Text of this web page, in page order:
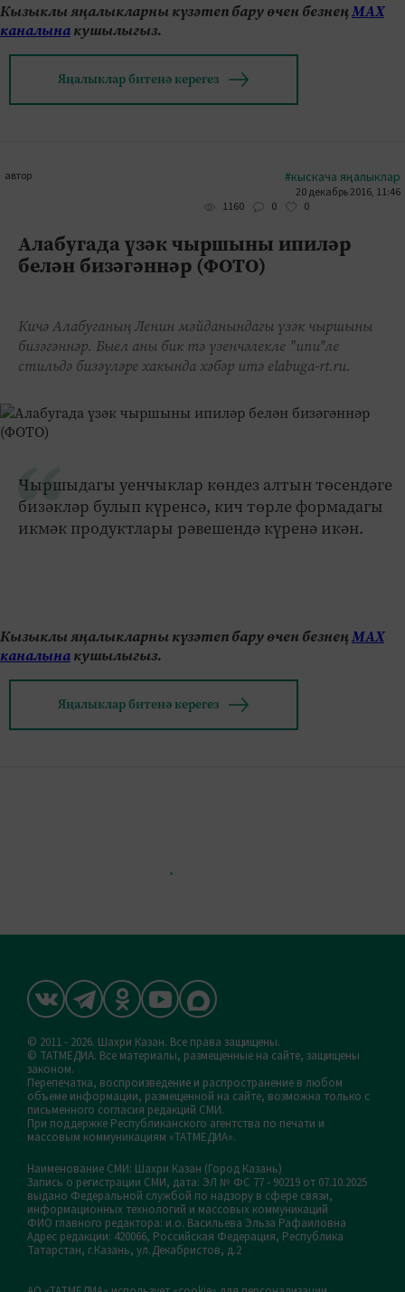
Кызыклы яңалыкларны күзәтеп бару өчен безнеңМАХ
каналынакушылыгыз.
Яңалыклар битенә керегез
автор #кыскача яңалыклар
20 декабрь 2016, 11:46
1160
0 0
Алабугада үзәк чыршыны ипиләр
белән бизәгәннәр (ФОТО)
Кичә Алабуганың Ленин мәйданындагы үзәк чыршыны
бизәгәннәр. Быел аны бик тә үзенчәлекле "ипи"ле
стильдә бизәүләре хакында хәбәр итә elabuga-rt.ru.
Чыршыдагы уенчыклар көндез алтын төсендәге
бизәкләр булып күренсә, кич төрле формадагы
икмәк продуктлары рәвешендә күренә икән.
Кызыклы яңалыкларны күзәтеп бару өчен безнеңМАХ
каналынакушылыгыз.
Яңалыклар битенә керегез
© 2011 - 2026. Шахри Казан. Все права защищены.
© ТАТМЕДИА. Все материалы, размещенные на сайте, защищены
законом.
Перепечатка, воспроизведение и распространение в любом
объеме информации, размещенной на сайте, возможна только с
письменного согласия редакций СМИ.
При поддержке Республиканского агентства по печати и
массовым коммуникациям «ТАТМЕДИА».
Наименование СМИ: Шахри Казан (Город Казань)
Запись о регистрации СМИ, дата: ЭЛ № ФС 77 - 90219 от 07.10.2025
выдано Федеральной службой по надзору в сфере связи,
информационных технологий и массовых коммуникаций
ФИО главного редактора: и.о. Васильева Эльза Рафаиловна
Адрес редакции: 420066, Российская Федерация, Республика
Татарстан, г.Казань, ул.Декабристов, д.2